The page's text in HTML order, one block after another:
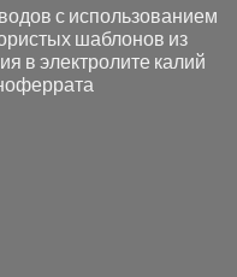
с использованием
шаблонов из
в электролите калий